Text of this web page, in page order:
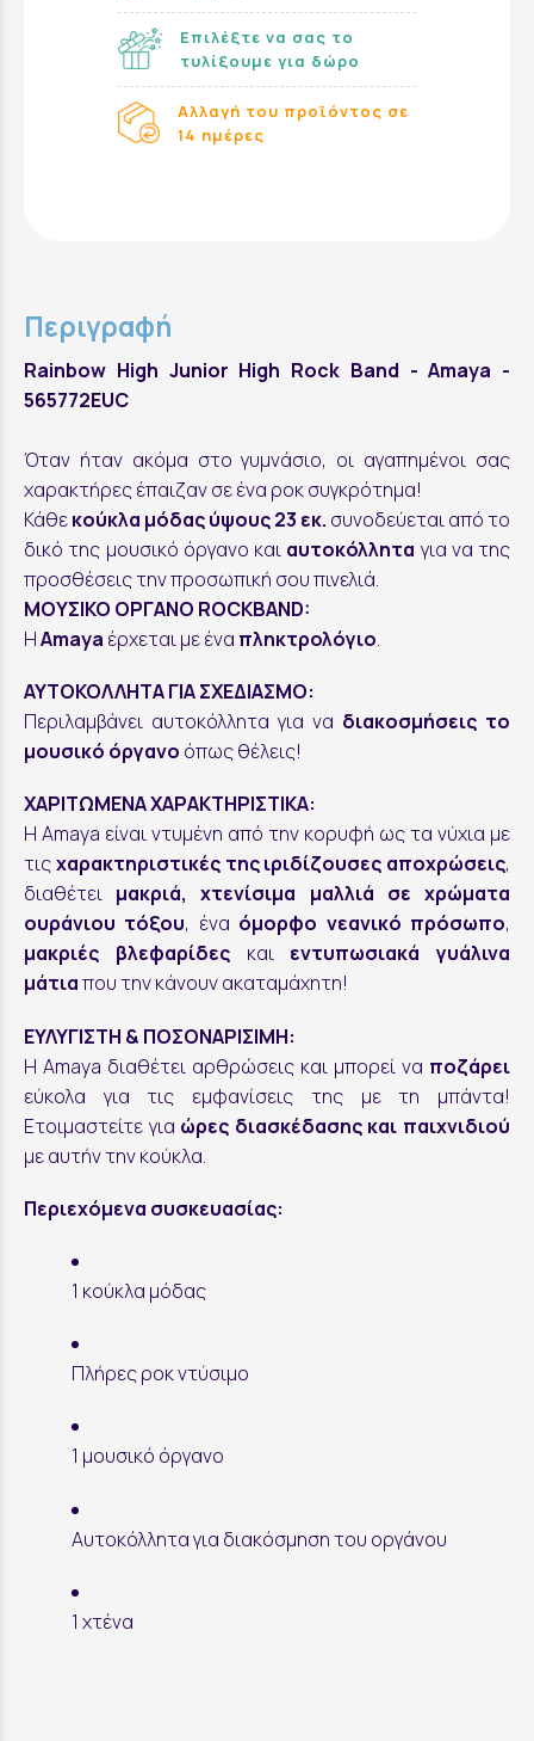
Επιλέξτε να σας το
τυλίξουμε για δώρο
Αλλαγή του προϊόντος σε
14 ημέρες
Περιγραφή
Rainbow High Junior High Rock Band - Amaya -
565772EUC
Όταν ήταν ακόμα στο γυμνάσιο, οι αγαπημένοι σας
χαρακτήρες έπαιζαν σε ένα ροκ συγκρότημα!
Κάθεκούκλα μόδας ύψους 23 εκ. συνοδεύεται από το
δικό της μουσικό όργανο και αυτοκόλλητα για να της
προσθέσεις την προσωπική σου πινελιά.
ΜΟΥΣΙΚΟ ΟΡΓΑΝΟ ROCKBAND:
ΗAmaya έρχεται με ένα πληκτρολόγιο.
ΑΥΤΟΚΟΛΛΗΤΑ ΓΙΑ ΣΧΕΔΙΑΣΜΟ:
Περιλαμβάνει αυτοκόλλητα για να διακοσμήσεις το
μουσικό όργανο όπως θέλεις!
ΧΑΡΙΤΩΜΕΝΑ ΧΑΡΑΚΤΗΡΙΣΤΙΚΑ:
Η Amaya είναι ντυμένη από την κορυφή ως τα νύχια με
τιςχαρακτηριστικές της ιριδίζουσες αποχρώσεις,
διαθέτει μακριά, χτενίσιμα μαλλιά σε χρώματα
ουράνιου τόξου, ένα όμορφο νεανικό πρόσωπο,
μακριές βλεφαρίδεςκαι εντυπωσιακά γυάλινα
μάτιαπου την κάνουν ακαταμάχητη!
ΕΥΛΥΓΙΣΤΗ & ΠΟΣΟΝΑΡΙΣΙΜΗ:
Η Amaya διαθέτει αρθρώσεις και μπορεί να ποζάρει
εύκολα για τις εμφανίσεις της με τη μπάντα!
Ετοιμαστείτε για ώρες διασκέδασης και παιχνιδιού
με αυτήν την κούκλα.
Περιεχόμενα συσκευασίας:
1 κούκλα μόδας
Πλήρες ροκ ντύσιμο
1 μουσικό όργανο
Αυτοκόλλητα για διακόσμηση του οργάνου
1 χτένα